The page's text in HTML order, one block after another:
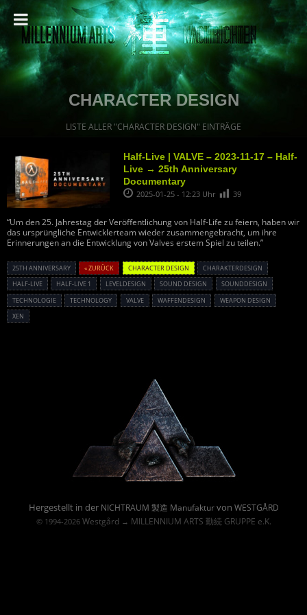
CHARACTER DESIGN
LISTE ALLER "CHARACTER DESIGN" EINTRÄGE
Half-Live | VALVE – 2023-11-17 – Half-
Live → 25th Anniversary
Documentary
2025-01-25 - 12:23 Uhr 39
“Um den 25. Jahrestag der Veröffentlichung von Half-Life zu feiern, haben wir
das ursprüngliche Entwicklerteam wieder zusammengebracht, um ihre
Erinnerungen an die Entwicklung von Valves erstem Spiel zu teilen.”
25TH ANNIVERSARY « ZURÜCK CHARACTER DESIGN
CHARAKTERDESIGN
HALF-LIVE
HALF-LIVE 1 LEVELDESIGN SOUND DESIGN
SOUNDDESIGN
TECHNOLOGIE
TECHNOLOGY VALVE WAFFENDESIGN
WEAPON DESIGN
XEN
Hergestellt in der NICHTRAUM 製造 Manufakturvon WESTGÅRD
© 1994-2026 Westgård→ MILLENNIUM ARTS 勤続 GRUPPE e.K.
Powered By :